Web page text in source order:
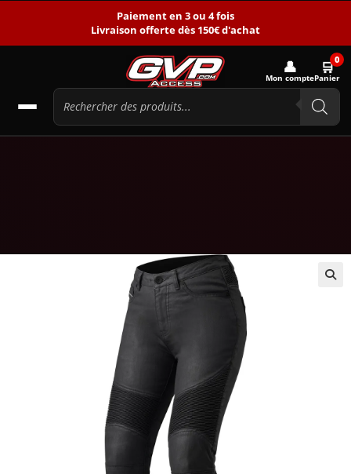
Paiement en 3 ou 4 fois
Livraison offerte dès 150€ d'achat
👤
Mon compte
🛒0
Panier